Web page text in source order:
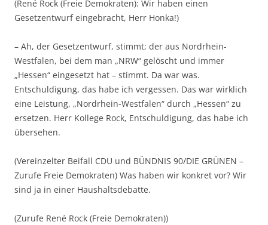
(René Rock (Freie Demokraten): Wir haben einen
Gesetzentwurf eingebracht, Herr Honka!)
– Ah, der Gesetzentwurf, stimmt; der aus Nordrhein-
Westfalen, bei dem man „NRW“ gelöscht und immer
„Hessen“ eingesetzt hat – stimmt. Da war was.
Entschuldigung, das habe ich vergessen. Das war wirklich
eine Leistung, „Nordrhein-Westfalen“ durch „Hessen“ zu
ersetzen. Herr Kollege Rock, Entschuldigung, das habe ich
übersehen.
(Vereinzelter Beifall CDU und BÜNDNIS 90/DIE GRÜNEN –
Zurufe Freie Demokraten) Was haben wir konkret vor? Wir
sind ja in einer Haushaltsdebatte.
(Zurufe René Rock (Freie Demokraten))